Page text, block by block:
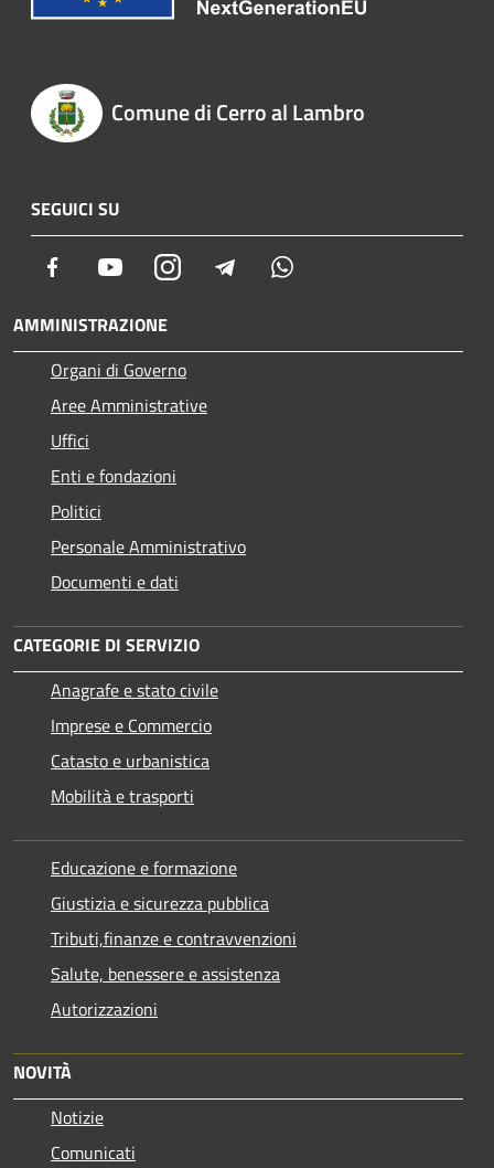
Comune di Cerro al Lambro
SEGUICI SU
Facebook YoutubeInstagram Telegram
AMMINISTRAZIONE
Organi di Governo
Aree Amministrative
Uffici
Enti e fondazioni
Politici
Personale Amministrativo
Documenti e dati
CATEGORIE DI SERVIZIO
Anagrafe e stato civile
Imprese e Commercio
Catasto e urbanistica
Mobilità e trasporti
Educazione e formazione
Giustizia e sicurezza pubblica
Tributi,finanze e contravvenzioni
Salute, benessere e assistenza
Autorizzazioni
NOVITÀ
Notizie
Comunicati